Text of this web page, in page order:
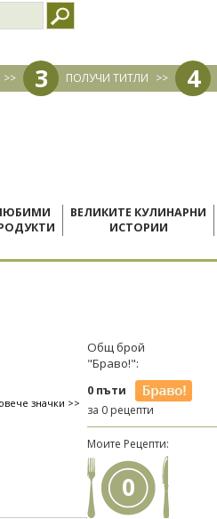
>> 3 ПОЛУЧИ ТИТЛИ >> 4
ВЕЛИКИТЕ КУЛИНАРНИ
ИСТОРИИ
значки >>
Общ брой
"Браво!":
0 пъти
за 0 рецепти
Моите Рецепти:
0